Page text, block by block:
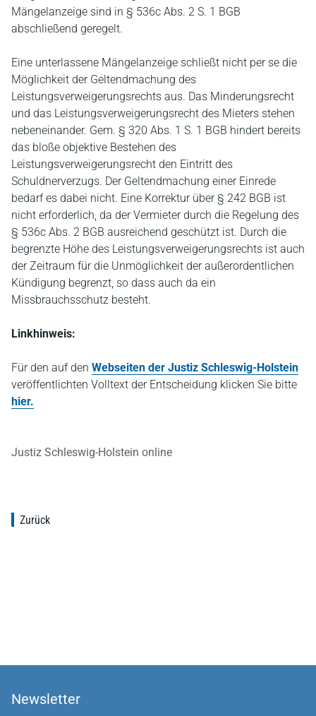
Mängelanzeige sind in § 536c Abs. 2 S. 1 BGB
abschließend geregelt.
Eine unterlassene Mängelanzeige schließt nicht per se die
Möglichkeit der Geltendmachung des
Leistungsverweigerungsrechts aus. Das Minderungsrecht
und das Leistungsverweigerungsrecht des Mieters stehen
nebeneinander. Gem. § 320 Abs. 1 S. 1 BGB hindert bereits
das bloße objektive Bestehen des
Leistungsverweigerungsrecht den Eintritt des
Schuldnerverzugs. Der Geltendmachung einer Einrede
bedarf es dabei nicht. Eine Korrektur über § 242 BGB ist
nicht erforderlich, da der Vermieter durch die Regelung des
§ 536c Abs. 2 BGB ausreichend geschützt ist. Durch die
begrenzte Höhe des Leistungsverweigerungsrechts ist auch
der Zeitraum für die Unmöglichkeit der außerordentlichen
Kündigung begrenzt, so dass auch da ein
Missbrauchsschutz besteht.
Linkhinweis:
Für den auf den Webseiten der Justiz Schleswig-Holstein
veröffentlichten Volltext der Entscheidung klicken Sie bitte
hier.
Justiz Schleswig-Holstein online
Zurück
Newsletter